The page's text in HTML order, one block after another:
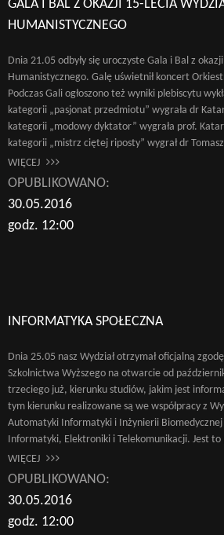
GALA I BAL Z OKAZJI 15-LECIA
HUMANISTYCZNEGO
Dnia 21.05 odbyły się uroczyste Gala i Bal z
Humanistycznego. Galę uświetnił koncert
Podczas Gali ogłoszono też wyniki plebiscytu
kategorii „pasjonat przedmiotu” wygrała dr
kategorii „modowy dyktator” wygrała prof.
kategorii „mistrz ciętej riposty” wygrał dr
WIĘCEJ
OPUBLIKOWANO:
30.05.2016
godz. 12:00
INFORMATYKA SPOŁECZNA
Dnia 25.05 nasz Wydział otrzymał oficjalną
Szkolnictwa Wyższego na otwarcie od
trzeciego już, kierunku studiów, jakim jest
tym kierunku realizowane są we współpracy z
Automatyki Informatyki i Inżynierii Biomedycznej
Informatyki, Elektroniki i Telekomunikacji. Jest
WIĘCEJ
OPUBLIKOWANO:
30.05.2016
godz. 12:00